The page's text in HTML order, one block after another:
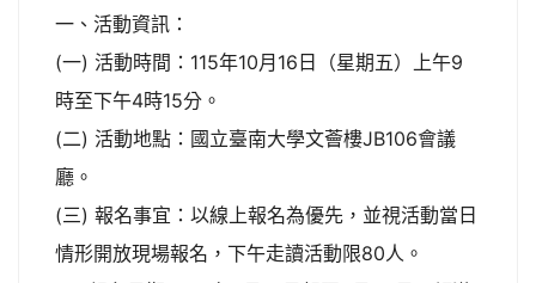
一、活動資訊：
(一) 活動時間：115年10月16日（星期五）上午9
時至下午4時15分。
(二) 活動地點：國立臺南大學文薈樓JB106會議
廳。
(三) 報名事宜：以線上報名為優先，並視活動當日
情形開放現場報名，下午走讀活動限80人。